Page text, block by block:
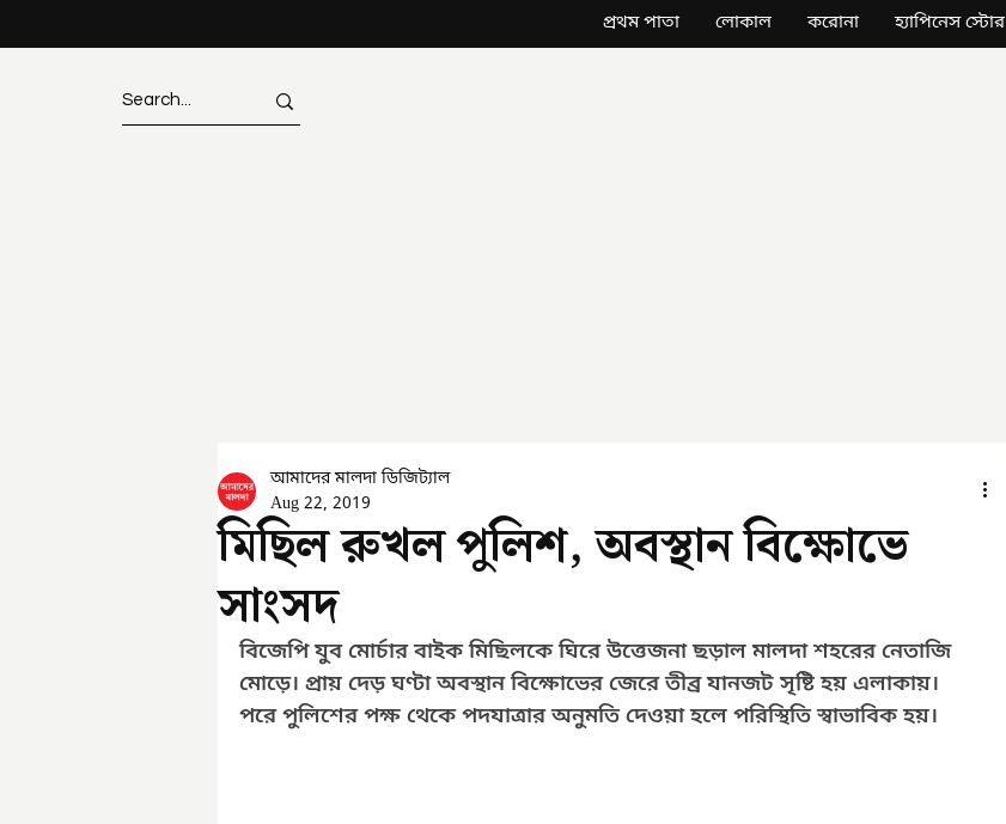
প্রথম পাতা লোকাল করোনা হ্যাপিনেস স্টোর
মিছিল রুখল পুলিশ, অবস্থান বিক্ষোভে
সাংসদ
আমাদের মালদা ডিজিট্যাল
Aug 22, 2019
বিজেপি যুব মোর্চার বাইক মিছিলকে ঘিরে উত্তেজনা ছড়াল মালদা শহরের নেতাজি
মোড়ে। প্রায় দেড় ঘণ্টা অবস্থান বিক্ষোভের জেরে তীব্র যানজট সৃষ্টি হয় এলাকায়।
পরে পুলিশের পক্ষ থেকে পদযাত্রার অনুমতি দেওয়া হলে পরিস্থিতি স্বাভাবিক হয়।